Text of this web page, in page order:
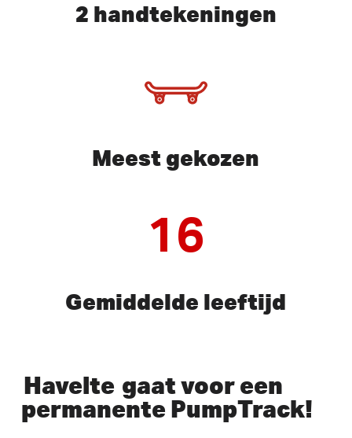
2 handtekeningen
Meest gekozen
16
Gemiddelde leeftijd
Havelte gaat voor een
permanente PumpTrack!